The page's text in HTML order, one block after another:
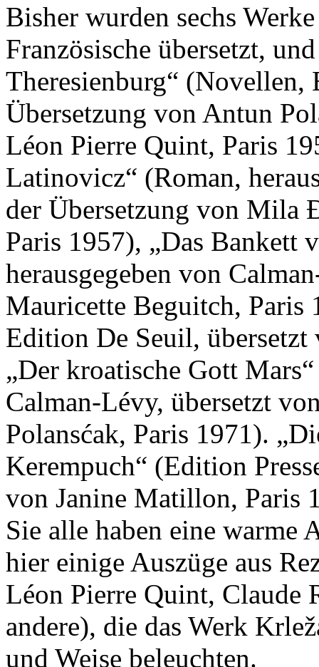
Bisher wurden sechs
Französische übersetzt,
Theresienburg“
Übersetzung von Antun
Léon Pierre Quint, Paris
Latinovicz“ (Roman,
der Übersetzung von Mila
Paris 1957), „Das Bankett
herausgegeben von
Mauricette Beguitch, Paris
Edition De Seuil,
„Der kroatische Gott
Calman-Lévy, übersetzt
Polansćak, Paris 1971).
Kerempuch“ (Edition
von Janine Matillon, Paris
Sie alle haben eine warme
hier einige Auszüge aus
Léon Pierre Quint, Claude
andere), die das Werk
und Weise beleuchten.